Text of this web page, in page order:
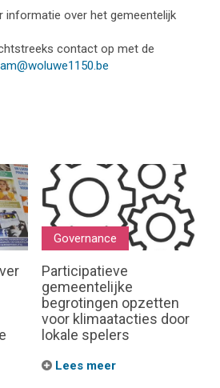
informatie over het gemeentelijk
contact op met de
Governance
Participatieve
gemeentelijke
begrotingen opzetten
voor klimaatacties door
lokale spelers
Lees meer